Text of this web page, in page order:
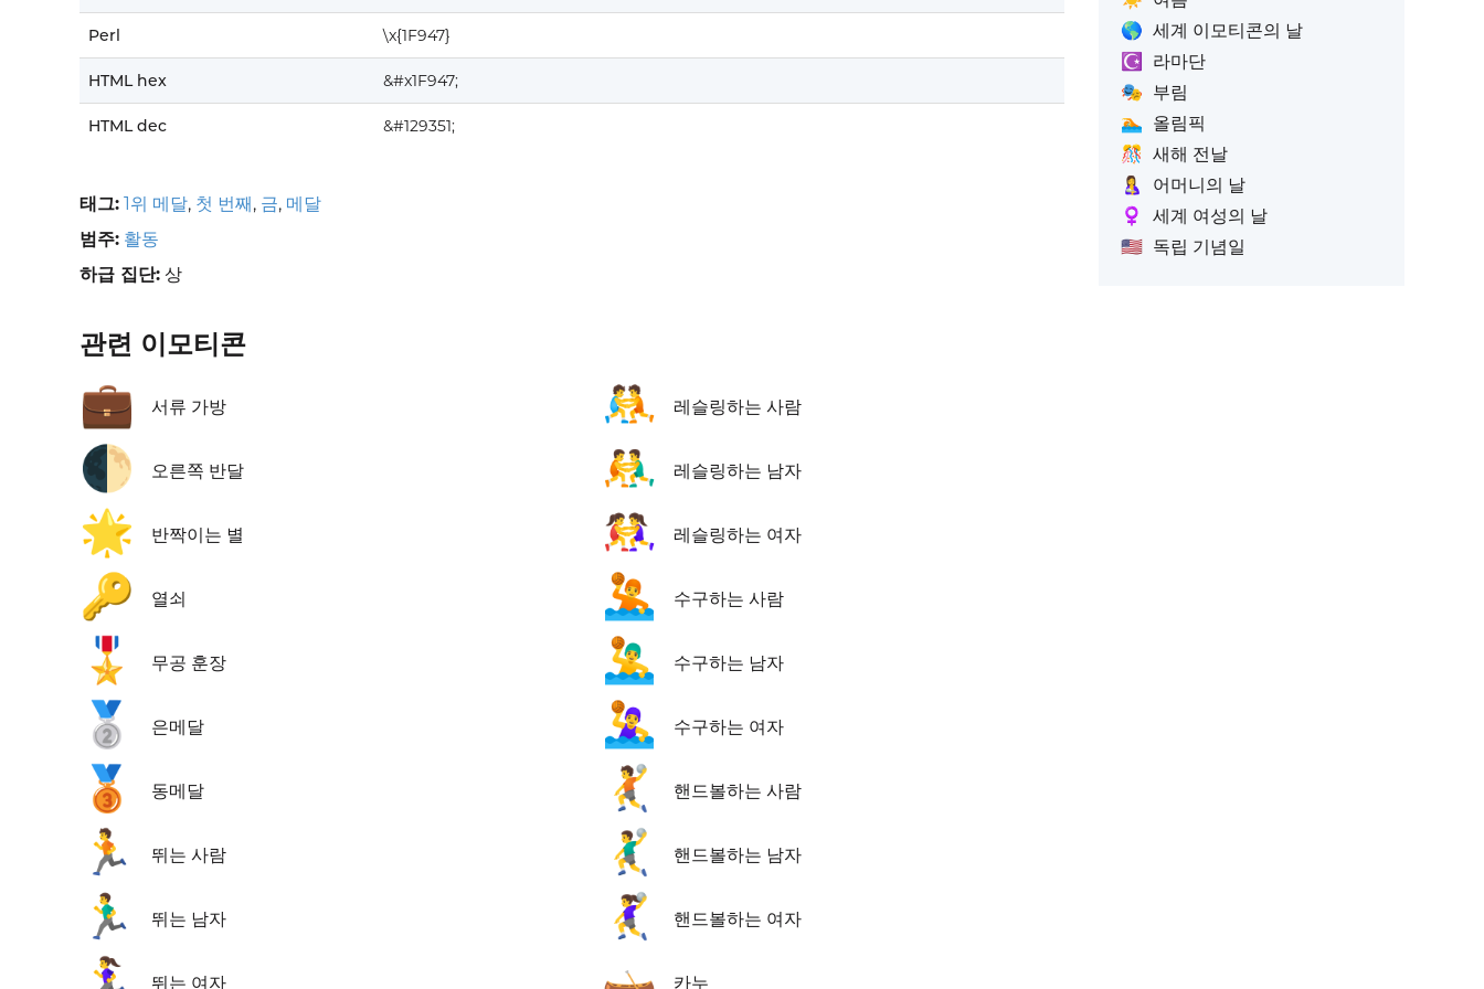
Perl \x{1F947}
HTML hex &#x1F947;
HTML dec &#129351;
태그: 1위 메달, 첫 번째 , 금, 메달
범주: 활동
하급 집단: 상
관련 이모티콘
💼 서류 가방
🌓 오른쪽 반달
🌟 반짝이는 별
🔑 열쇠
🎖️ 무공 훈장
🥈 은메달
🥉 동메달
🏃 뛰는 사람
🏃‍♂️ 뛰는 남자
뛰는 여자
🤼 레슬링하는 사람
🤼‍♂️ 레슬링하는 남자
🤼‍♀️ 레슬링하는 여자
🤽 수구하는 사람
🤽‍♂️ 수구하는 남자
🤽‍♀️ 수구하는 여자
🤾 핸드볼하는 사람
🤾‍♂️ 핸드볼하는 남자
🤾‍♀️ 핸드볼하는 여자
카누
🌎 세계 이모티콘의 날
☪️
라마단
🎭 부림
🏊 올림픽
🎊 새해 전날
🤱
어머니의 날
♀️
세계 여성의 날
🇺🇸 독립 기념일